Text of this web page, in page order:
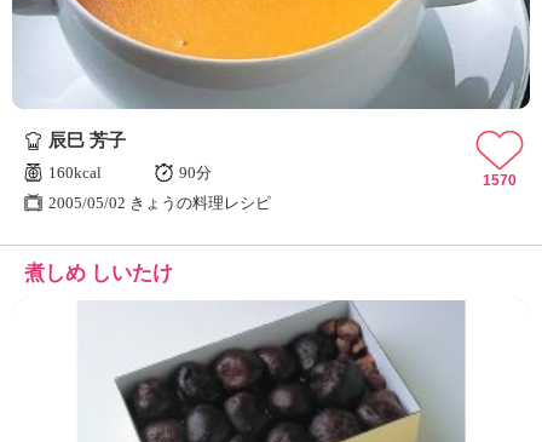
辰巳 芳子
160kcal
90分
2005/05/02 きょうの料理レシピ
1570
煮しめ しいたけ